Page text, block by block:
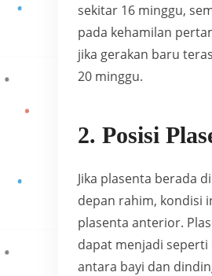
sekitar 16 minggu,
pada kehamilan
jika gerakan baru
20 minggu.
2. Posisi
Jika plasenta berada
depan rahim, kondisi
plasenta anterior.
dapat menjadi seperti
antara bayi dan